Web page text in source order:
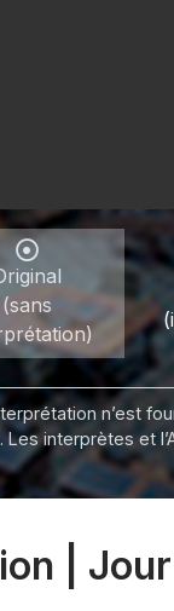
(sans
n’est
interprètes et
|